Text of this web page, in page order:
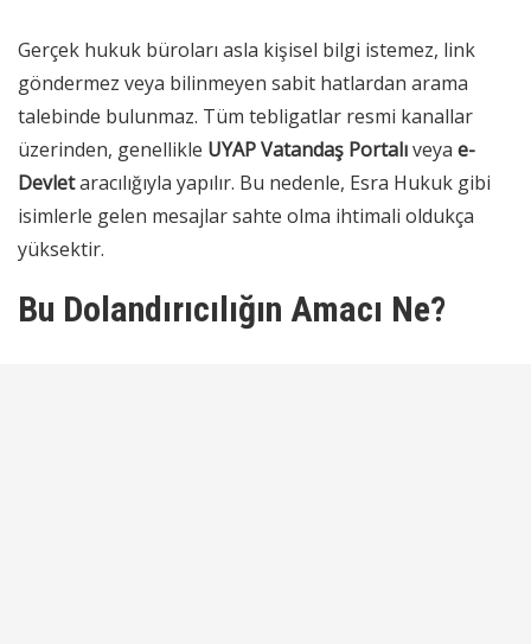
Gerçek hukuk büroları asla kişisel bilgi istemez, link
göndermez veya bilinmeyen sabit hatlardan arama
talebinde bulunmaz. Tüm tebligatlar resmi kanallar
üzerinden, genellikle UYAP Vatandaş Portalıveya e-
Devletaracılığıyla yapılır. Bu nedenle, Esra Hukuk gibi
isimlerle gelen mesajlar sahte olma ihtimali oldukça
yüksektir.
Bu Dolandırıcılığın Amacı Ne?